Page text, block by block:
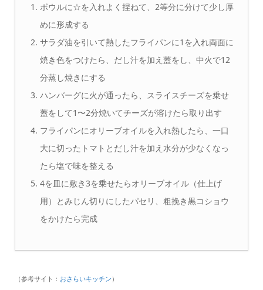
ボウルに☆を入れよく捏ねて、2等分に分けて少し厚
めに形成する
サラダ油を引いて熱したフライパンに1を入れ両面に
焼き色をつけたら、だし汁を加え蓋をし、中火で12
分蒸し焼きにする
ハンバーグに火が通ったら、スライスチーズを乗せ
蓋をして1〜2分焼いてチーズが溶けたら取り出す
フライパンにオリーブオイルを入れ熱したら、一口
大に切ったトマトとだし汁を加え水分が少なくなっ
たら塩で味を整える
4を皿に敷き3を乗せたらオリーブオイル（仕上げ
用）とみじん切りにしたパセリ、粗挽き黒コショウ
をかけたら完成
（参考サイト： おさらいキッチン ）